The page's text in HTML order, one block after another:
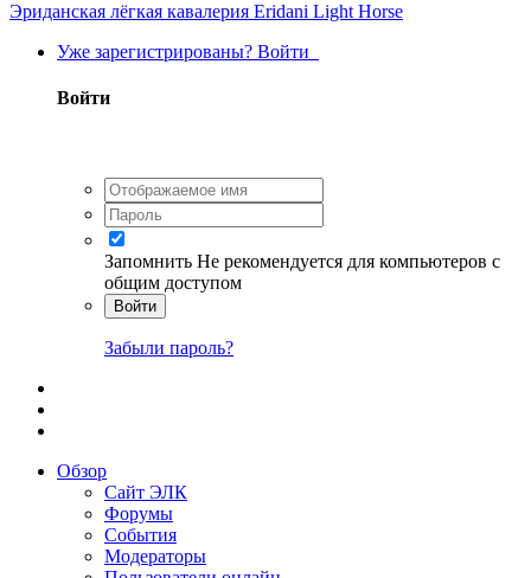
Эриданская лёгкая кавалерия Eridani Light Horse
Уже зарегистрированы? Войти
Войти
Запомнить Не рекомендуется для компьютеров с
общим доступом
Войти
Забыли пароль?
Обзор
Сайт ЭЛК
Форумы
События
Модераторы